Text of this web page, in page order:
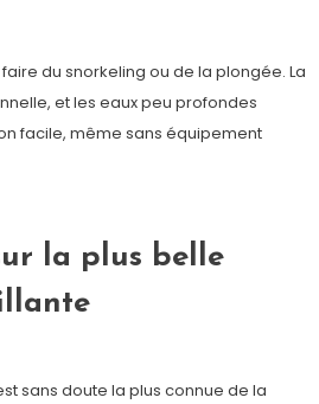
du snorkeling ou de la plongée. La
et les eaux peu profondes
facile, même sans équipement
la plus belle
sans doute la plus connue de la